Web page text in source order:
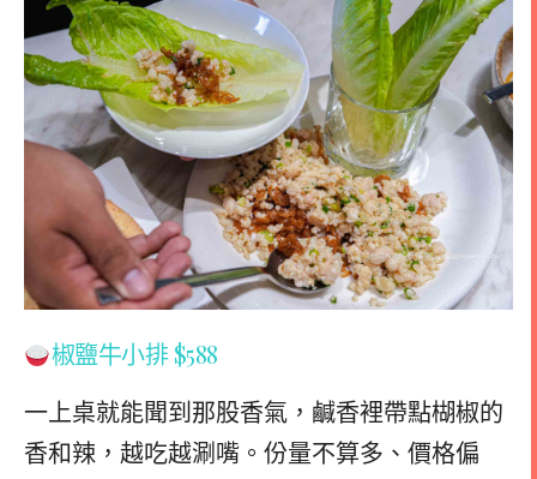
椒鹽牛小排 $588
一上桌就能聞到那股香氣，鹹香裡帶點楜椒的
香和辣，越吃越涮嘴。份量不算多、價格偏